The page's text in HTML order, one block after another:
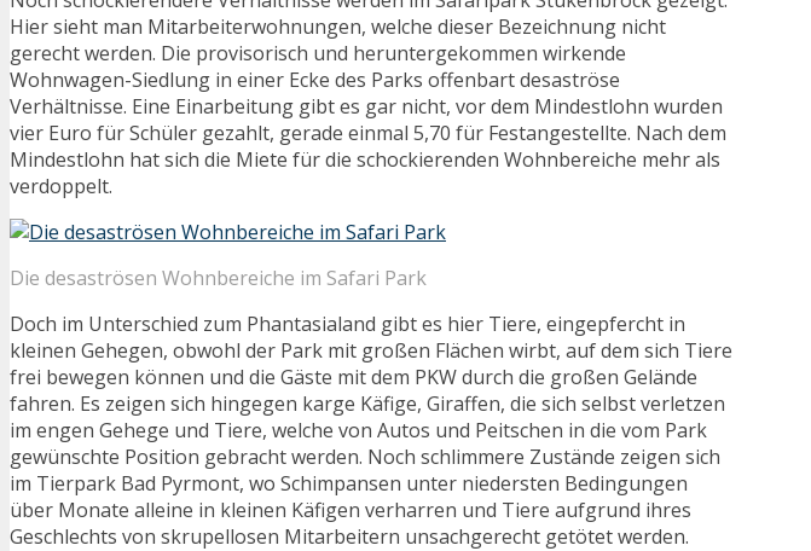
Hier sieht man Mitarbeiterwohnungen, welche dieser Bezeichnung nicht
gerecht werden. Die provisorisch und heruntergekommen wirkende
Wohnwagen-Siedlung in einer Ecke des Parks offenbart desaströse
Verhältnisse. Eine Einarbeitung gibt es gar nicht, vor dem Mindestlohn wurden
vier Euro für Schüler gezahlt, gerade einmal 5,70 für Festangestellte. Nach dem
Mindestlohn hat sich die Miete für die schockierenden Wohnbereiche mehr als
verdoppelt.
Die desaströsen Wohnbereiche im Safari Park
Doch im Unterschied zum Phantasialand gibt es hier Tiere, eingepfercht in
kleinen Gehegen, obwohl der Park mit großen Flächen wirbt, auf dem sich Tiere
frei bewegen können und die Gäste mit dem PKW durch die großen Gelände
fahren. Es zeigen sich hingegen karge Käfige, Giraffen, die sich selbst verletzen
im engen Gehege und Tiere, welche von Autos und Peitschen in die vom Park
gewünschte Position gebracht werden. Noch schlimmere Zustände zeigen sich
im Tierpark Bad Pyrmont, wo Schimpansen unter niedersten Bedingungen
über Monate alleine in kleinen Käfigen verharren und Tiere aufgrund ihres
Geschlechts von skrupellosen Mitarbeitern unsachgerecht getötet werden.